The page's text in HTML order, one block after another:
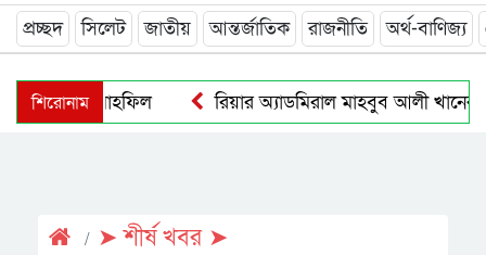
প্রচ্ছদ সিলেট জাতীয় আন্তর্জাতিক রাজনীতি অর্থ-বাণিজ্য
শিরোনাম
দোয়া মাহফিল রিয়ার অ্যাডমিরাল মাহবুব আলী খানের
➤ শীর্ষ খবর ➤